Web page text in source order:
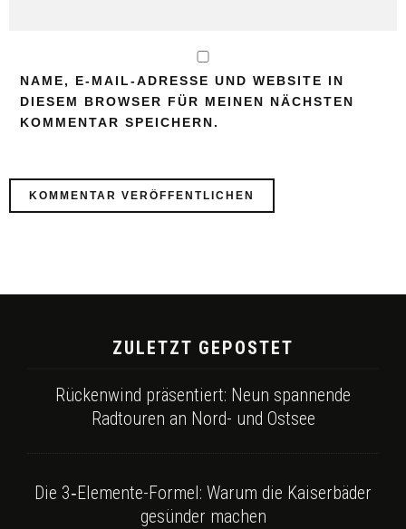
NAME, E-MAIL-ADRESSE UND WEBSITE IN
DIESEM BROWSER FÜR MEINEN NÄCHSTEN
KOMMENTAR SPEICHERN.
ZULETZT GEPOSTET
Rückenwind präsentiert: Neun spannende
Radtouren an Nord- und Ostsee
Die 3‑Elemente-Formel: Warum die Kaiserbäder
gesünder machen